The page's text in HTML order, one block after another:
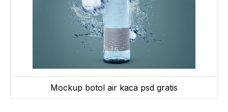
Mockup botol air kaca psd gratis